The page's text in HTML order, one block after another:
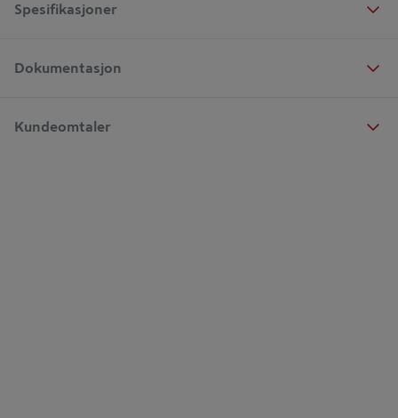
Spesifikasjoner
Dokumentasjon
Kundeomtaler